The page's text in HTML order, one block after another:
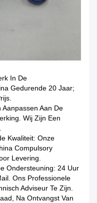
In De
Gedurende 20 Jaar;
Aan De
Wij Zijn Een
Kwaliteit: Onze
Compulsory
Levering.
Ondersteuning: 24 Uur
Ons Professionele
Adviseur Te Zijn.
Na Ontvangst Van